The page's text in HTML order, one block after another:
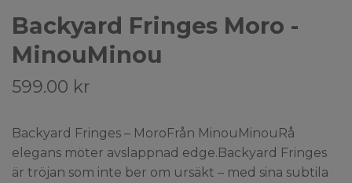
Backyard Fringes Moro -
MinouMinou
599.00 kr
Backyard Fringes – MoroFrån MinouMinouRå
elegans möter avslappnad edge.Backyard Fringes
är tröjan som inte ber om ursäkt – med sina subtila